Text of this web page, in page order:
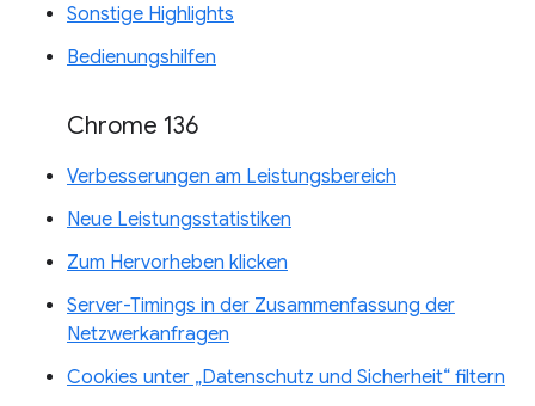
Sonstige Highlights
Bedienungshilfen
Chrome 136
Verbesserungen am Leistungsbereich
Neue Leistungsstatistiken
Zum Hervorheben klicken
Server-Timings in der Zusammenfassung der
Netzwerkanfragen
Cookies unter „Datenschutz und Sicherheit“ filtern